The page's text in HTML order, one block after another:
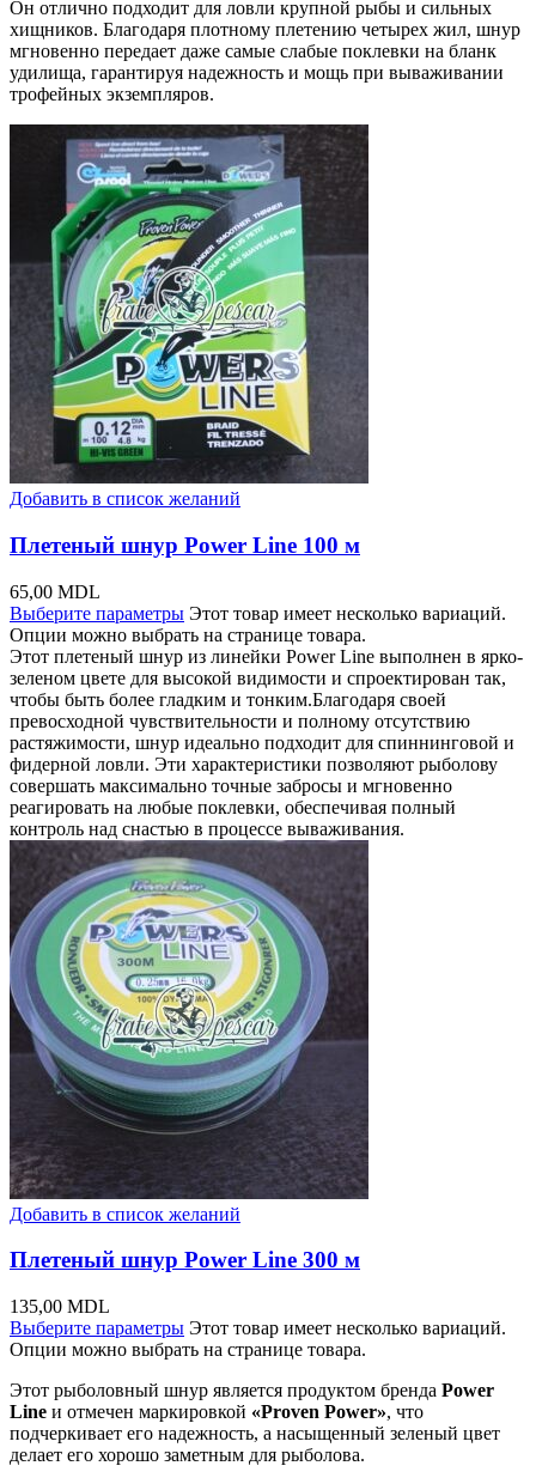
Он отлично подходит для ловли крупной рыбы и сильных
хищников. Благодаря плотному плетению четырех жил, шнур
мгновенно передает даже самые слабые поклевки на бланк
удилища, гарантируя надежность и мощь при вываживании
трофейных экземпляров.
Добавить в список желаний
Плетеный шнур Power Line 100 м
65,00 MDL
Выберите параметры Этот товар имеет несколько вариаций.
Опции можно выбрать на странице товара.
Этот плетеный шнур из линейки Power Line выполнен в ярко-
зеленом цвете для высокой видимости и спроектирован так,
чтобы быть более гладким и тонким.Благодаря своей
превосходной чувствительности и полному отсутствию
растяжимости, шнур идеально подходит для спиннинговой и
фидерной ловли. Эти характеристики позволяют рыболову
совершать максимально точные забросы и мгновенно
реагировать на любые поклевки, обеспечивая полный
контроль над снастью в процессе вываживания.
Добавить в список желаний
Плетеный шнур Power Line 300 м
135,00 MDL
Выберите параметры Этот товар имеет несколько вариаций.
Опции можно выбрать на странице товара.
Этот рыболовный шнур является продуктом бренда Power
Line и отмечен маркировкой «Proven Power», что
подчеркивает его надежность, а насыщенный зеленый цвет
делает его хорошо заметным для рыболова.